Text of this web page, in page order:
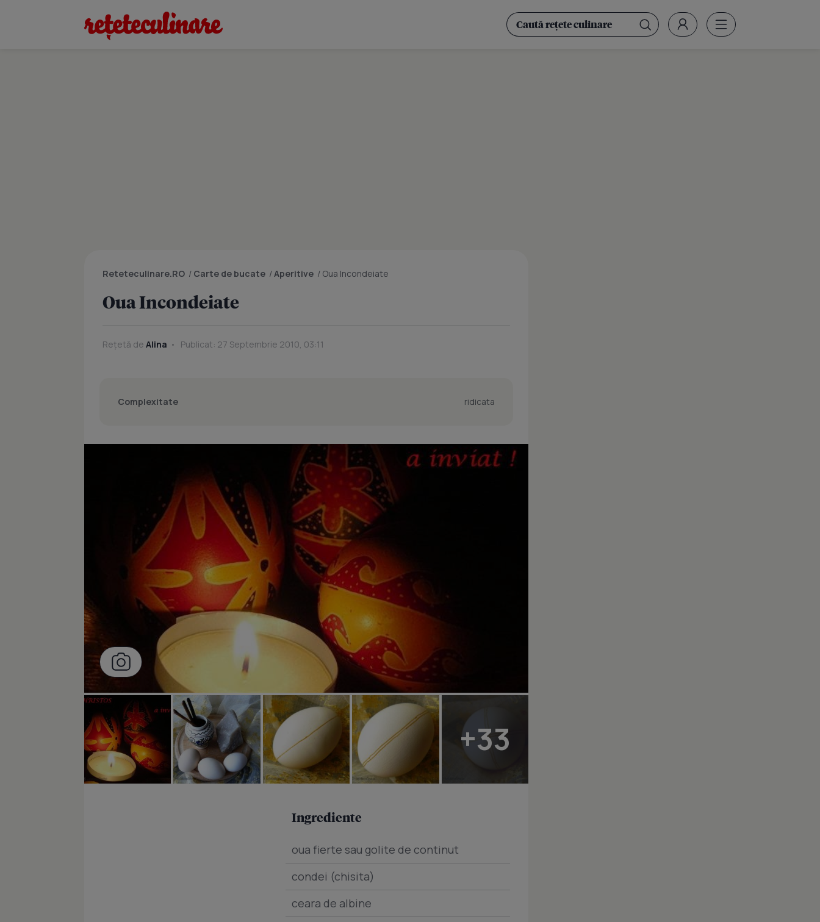
Reteteculinare.RO / Carte de bucate /Aperitive / Oua Incondeiate
Oua Incondeiate
Rețetă de Alina Publicat: 27 Septembrie 2010, 03:11
Complexitate ridicata
+33
Ingrediente
oua fierte sau golite de continut
condei (chisita)
ceara de albine